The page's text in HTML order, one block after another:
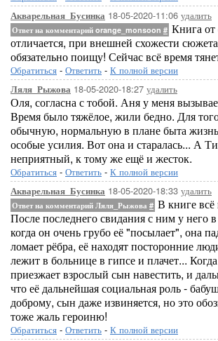
Акварельная_Бусинка 18-05-2020-11:06 удалить
Ответ на комментарий orange_monsoon # Книга
отличается, при внешней схожести
обязательно поищу! Сейчас всё время
Обратиться - Ответить - К полной версии
Ляля_Рыжова 18-05-2020-18:27 удалить
Оля, согласна с тобой. Аня у меня
Время было тяжёлое, жили бедно. Для
обычную, нормальную в плане быта
особые усилия. Вот она и старалась... А
неприятный, к тому же ещё и жесток.
Обратиться - Ответить - К полной версии
Акварельная_Бусинка 18-05-2020-18:33 удалить
Ответ на комментарий Ляля_Рыжова # В книге всё
После последнего свидания с ним у него
когда он очень грубо её "посылает", она
ломает рёбра, её находят посторонние
лежит в больнице в гипсе и плачет...
приезжает взрослый сын навестить, и
что её дальнейшая социальная роль -
доброму, сын даже извиняется, но это
тоже жаль героиню!
Обратиться - Ответить - К полной версии